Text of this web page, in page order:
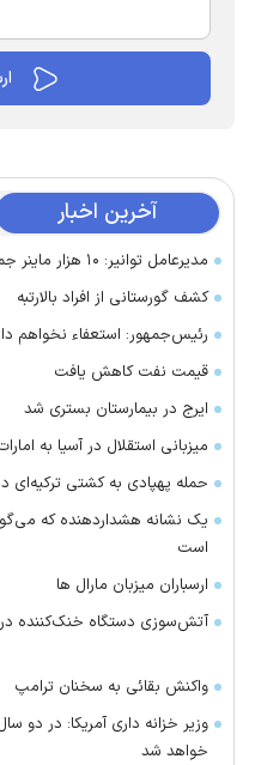
آخرین اخبار
مدیرعامل توانیر: ۱۰ هزار ماینر جمع‌آوری شد
کشف گورستانی از افراد بالارتبه
رئیس‌جمهور: استعفاء نخواهم
قیمت نفت کاهش یافت
ایرج در بیمارستان بستری شد
میزبانی استقلال در آسیا به
حمله پهپادی به کشتی ترکیه‌ای
یک نشانه هشداردهنده که
است
ارسباران میزبان مارال ها
آتش‌سوزی دستگاه خنک‌کننده
واکنش بقائی به سخنان ترامپ
وزیر خزانه داری آمریکا: در دو
خواهد شد